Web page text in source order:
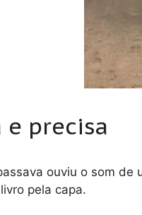
e precisa
ouviu o som
pela capa.